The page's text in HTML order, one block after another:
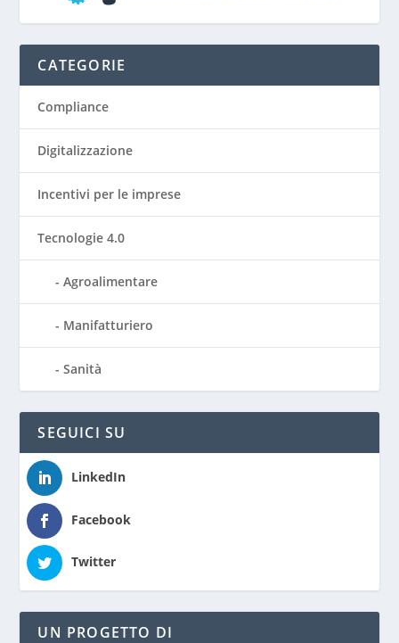
CATEGORIE
Compliance
Digitalizzazione
Incentivi per le imprese
Tecnologie 4.0
Agroalimentare
Manifatturiero
Sanità
SEGUICI SU
LinkedIn
Facebook
Twitter
UN PROGETTO DI